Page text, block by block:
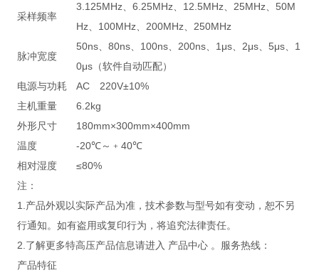
采样频率
3.125MHz、6.25MHz、12.5MHz、25MHz、50M
Hz、100MHz、200MHz、250MHz
脉冲宽度
50ns、80ns、100ns、200ns、1μs、2μs、5μs、1
0μs（软件自动匹配）
电源与功耗
AC 220V±10%
主机重量
6.2kg
外形尺寸
180mm×300mm×400mm
温度
-20℃～﹢40℃
相对湿度
≤80%
注：
1.产品外观以实际产品为准，技术参数与型号如有变动，恕不另
行通知。如有盗用或复印行为，将追究法律责任。
2.了解更多特高压产品信息请进入 产品中心 。服务热线：
产品特征